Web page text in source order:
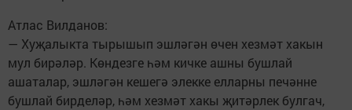
Атлас Вилданов:
— Хуҗалыкта тырышып эшләгән өчен хезмәт хакын
мул бирәләр. Көндезге һәм кичке ашны бушлай
ашаталар, эшләгән кешегә элекке елларны печәнне
бушлай бирделәр, һәм хезмәт хакы җитәрлек булгач,